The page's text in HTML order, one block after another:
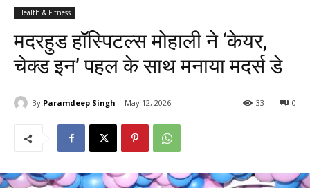
Health & Fitness
मदरहुड हॉस्पिटल्स मोहाली ने ‘केयर,
चेक्ड इन’ पहल के साथ मनाया मदर्स डे
By Paramdeep Singh May 12, 2026 0
33